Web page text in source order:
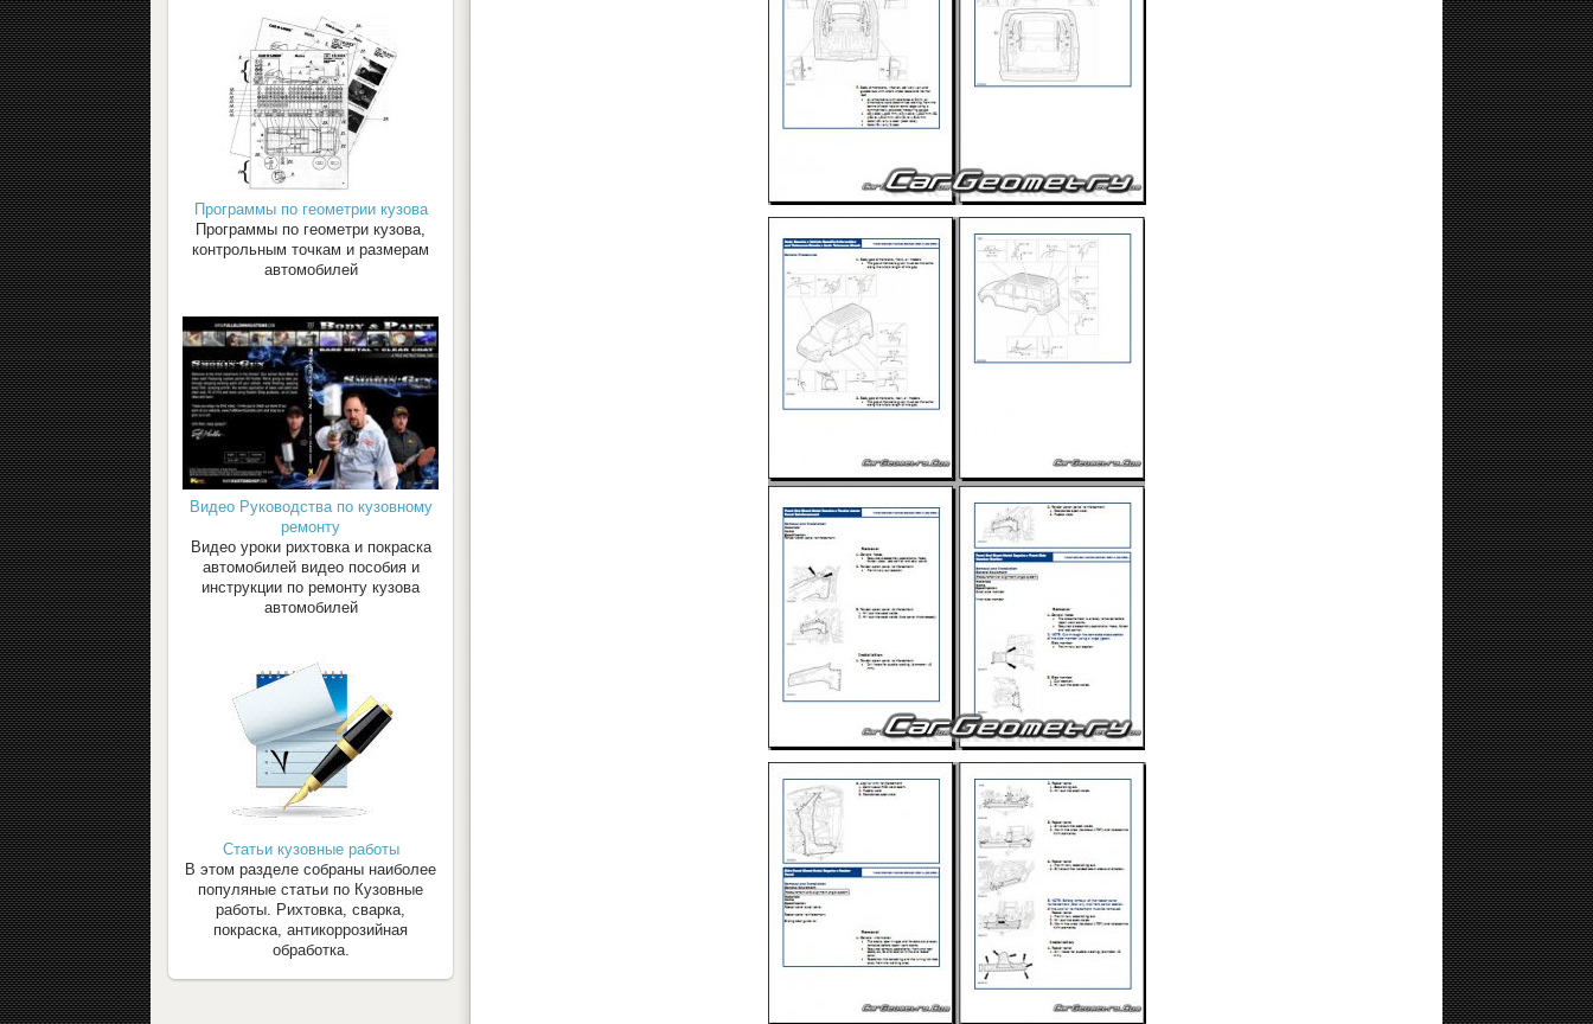
Программы по геометрии кузова
Программы по геометри кузова,
контрольным точкам и размерам
автомобилей
Видео Руководства по кузовному
ремонту
Видео уроки рихтовка и покраска
автомобилей видео пособия и
инструкции по ремонту кузова
автомобилей
Статьи кузовные работы
В этом разделе собраны наиболее
популяные статьи по Кузовные
работы. Рихтовка, сварка,
покраска, антикоррозийная
обработка.